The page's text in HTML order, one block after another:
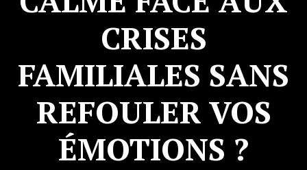
CRISES
FAMILIALES SANS
REFOULER VOS
ÉMOTIONS ?